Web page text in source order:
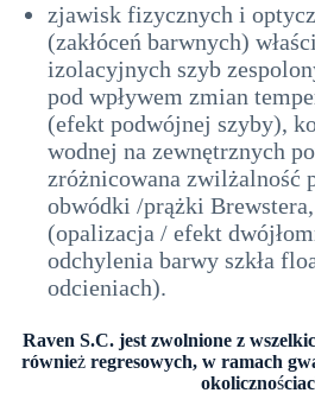
zjawisk fizycznych i
(zakłóceń barwnych)
izolacyjnych szyb
pod wpływem zmian
(efekt podwójnej szyby),
wodnej na zewnętrznych
zróżnicowana zwilżalność
obwódki /prążki
(opalizacja / efekt
odchylenia barwy szkła
odcieniach).
Raven S.C. jest zwolnione z
również regresowych, w ramach
okolicznoś